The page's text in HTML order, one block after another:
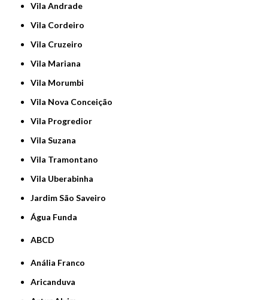
Vila Andrade
Vila Cordeiro
Vila Cruzeiro
Vila Mariana
Vila Morumbi
Vila Nova Conceição
Vila Progredior
Vila Suzana
Vila Tramontano
Vila Uberabinha
jardim São Saveiro
Água Funda
ABCD
Anália Franco
Aricanduva